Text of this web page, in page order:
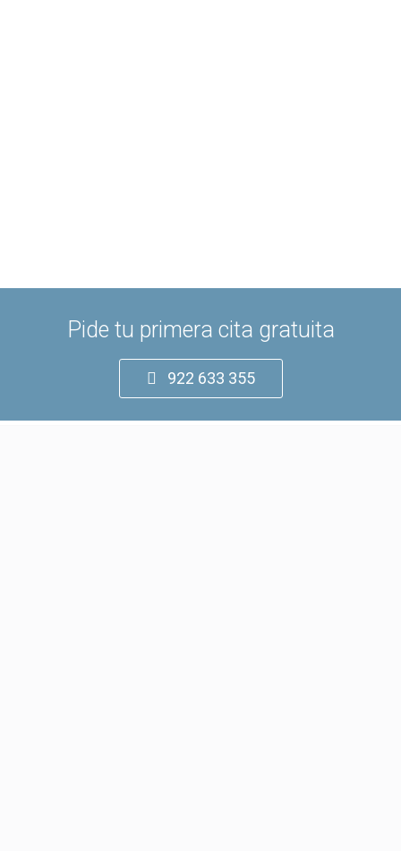
Pide tu primera cita gratuita
922 633 355